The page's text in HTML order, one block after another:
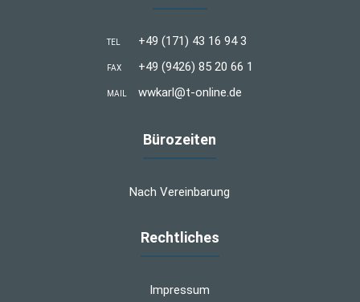
TEL +49 (171) 43 16 94 3
FAX +49 (9426) 85 20 66 1
MAIL wwkarl@t-online.de
Bürozeiten
Nach Vereinbarung
Rechtliches
Impressum